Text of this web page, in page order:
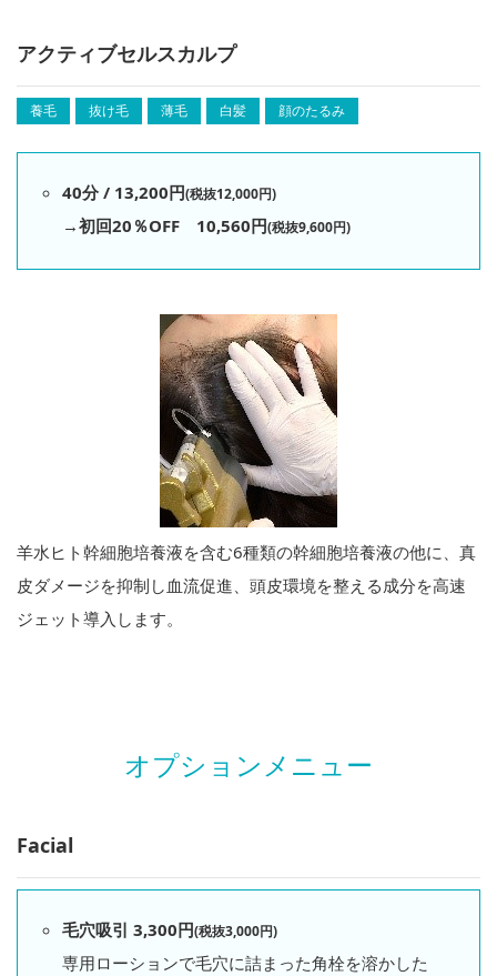
アクティブセルスカルプ
養毛 抜け毛 薄毛 白髪 顔のたるみ
40分 / 13,200円(税抜12,000円)
→初回20％OFF 10,560円(税抜9,600円)
羊水ヒト幹細胞培養液を含む6種類の幹細胞培養液の他に、真
皮ダメージを抑制し血流促進、頭皮環境を整える成分を高速
ジェット導入します。
オプションメニュー
Facial
毛穴吸引 3,300円(税抜3,000円)
専用ローションで毛穴に詰まった角栓を溶かした